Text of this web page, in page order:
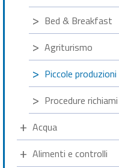
Bed & Breakfast
Agriturismo
Piccole produzioni
Procedure
Acqua
Alimenti e controlli